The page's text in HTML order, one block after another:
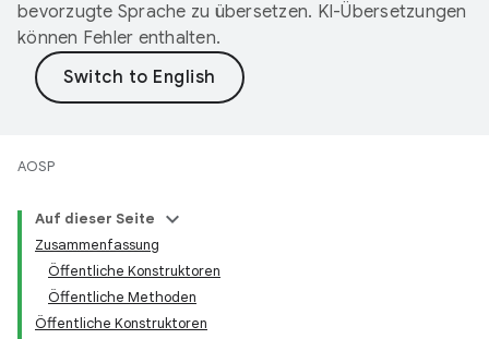
bevorzugte Sprache zu übersetzen. KI-Übersetzungen
können Fehler enthalten.
AOSP
Auf dieser Seite
Zusammenfassung
Öffentliche Konstruktoren
Öffentliche Methoden
Öffentliche Konstruktoren